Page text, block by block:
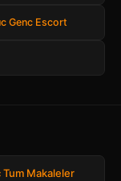
Genc Escort
Tum Makaleler